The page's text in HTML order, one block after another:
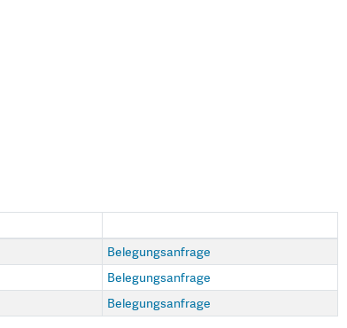
Belegungsanfrage
Belegungsanfrage
Belegungsanfrage